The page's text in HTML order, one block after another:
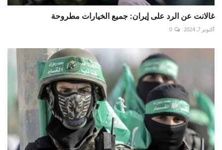
القسام: مجاهدونا فجروا عبوة رعدية مضادة للأفراد في قوة ...
0
كهرباء أوكرانيا في مرمى الصواريخ الروسيّة
يونيو 1, 2024 0